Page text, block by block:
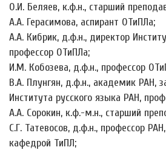
О.И. Беляев, к.ф.н., старший
А.А. Герасимова, аспирант ОТиПЛа;
А.А. Кибрик, д.ф.н., директор
профессор ОТиПЛа;
И.М. Кобозева, д.ф.н., профессор
В.А. Плунгян, д.ф.н., академик РАН,
Института русского языка РАН,
А.А. Сорокин, к.ф.-м.н., старший
С.Г. Татевосов, д.ф.н., профессор
кафедрой ТиПЛ;